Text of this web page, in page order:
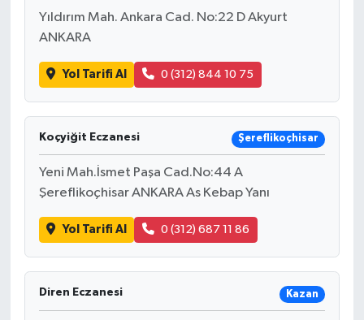
Yıldırım Mah. Ankara Cad. No:22 D Akyurt
ANKARA
Yol Tarifi Al 0 (312) 844 10 75
Koçyiğit Eczanesi Şereflikoçhisar
Yeni Mah.İsmet Paşa Cad.No:44 A
Şereflikoçhisar ANKARA As Kebap Yanı
Yol Tarifi Al 0 (312) 687 11 86
Diren Eczanesi Kazan